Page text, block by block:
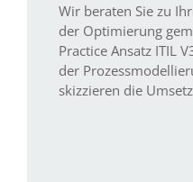
Wir beraten Sie zu
der Optimierung
Practice Ansatz ITIL
der
skizzieren die